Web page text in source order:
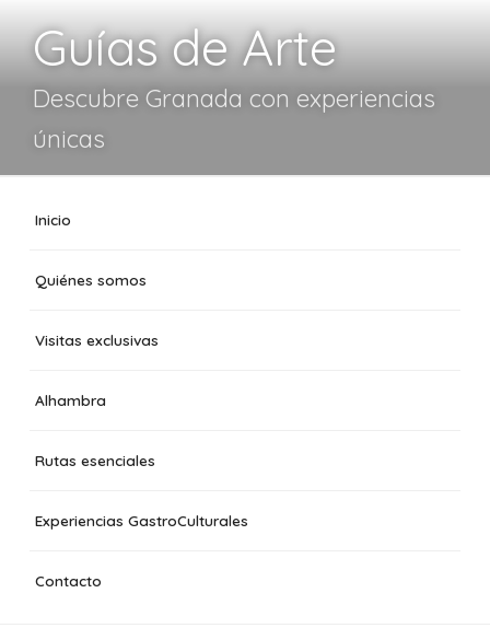
Guías de Arte
Descubre Granada con experiencias
únicas
Inicio
Quiénes somos
Visitas exclusivas
Alhambra
Rutas esenciales
Experiencias GastroCulturales
Contacto